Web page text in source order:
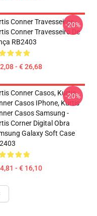
Conner Travesseiros -
Conner Travesseiro De
RB2403
- € 26,68
-20%
Conner Casos, Kurtis
Casos IPhone, Kurtis
Casos Samsung -
Corner Digital Obra
Galaxy Soft Case
- € 16,10
-20%